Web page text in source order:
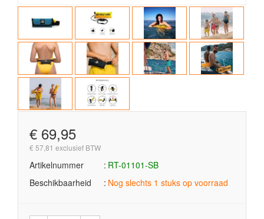
€ 69,95
€ 57,81 exclusief BTW
Artikelnummer
RT-01101-SB
Beschikbaarheid
Nog slechts 1 stuks op voorraad